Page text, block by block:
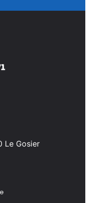
Le Gosier